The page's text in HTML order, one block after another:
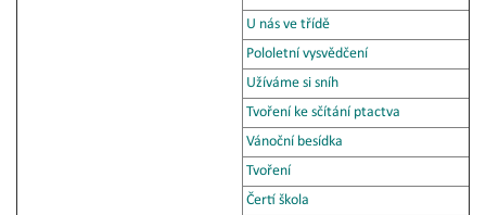
U nás ve třídě
Pololetní vysvědčení
Užíváme si sníh
Tvoření ke sčítání ptactva
Vánoční besídka
Tvoření
Čertí škola